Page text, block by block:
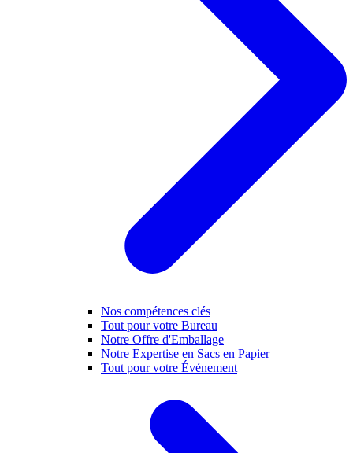
Nos compétences clés
Tout pour votre Bureau
Notre Offre d'Emballage
Notre Expertise en Sacs en Papier
Tout pour votre Événement